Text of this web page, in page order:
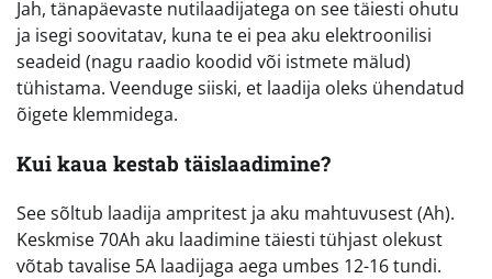
Jah, tänapäevaste nutilaadijatega on see täiesti ohutu
ja isegi soovitatav, kuna te ei pea aku elektroonilisi
seadeid (nagu raadio koodid või istmete mälud)
tühistama. Veenduge siiski, et laadija oleks ühendatud
õigete klemmidega.
Kui kaua kestab täislaadimine?
See sõltub laadija ampritest ja aku mahtuvusest (Ah).
Keskmise 70Ah aku laadimine täiesti tühjast olekust
võtab tavalise 5A laadijaga aega umbes 12-16 tundi.